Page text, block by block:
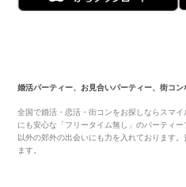
婚活パーティー、お見合いパーティー、街コン
全国で婚活・恋活・街コンをお探しならスマ
にも安心な「フリータイム無し」のパーティ
以外の郊外の出会いにも力を入れております
ます。